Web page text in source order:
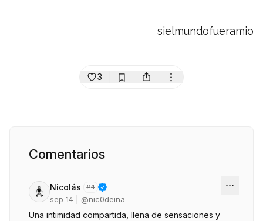
sielmundofueramio
3
Comentarios
Nicolás #4
sep 14 | @nic0deina
Una intimidad compartida, llena de sensaciones y